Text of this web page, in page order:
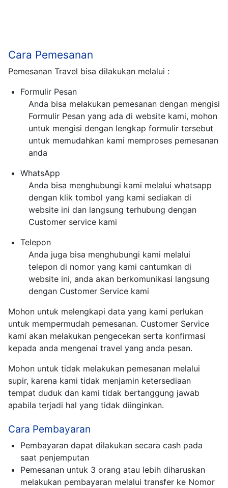
Cara Pemesanan
Pemesanan Travel bisa dilakukan melalui :
Formulir Pesan
Anda bisa melakukan pemesanan dengan mengisi
Formulir Pesan yang ada di website kami, mohon
untuk mengisi dengan lengkap formulir tersebut
untuk memudahkan kami memproses pemesanan
anda
WhatsApp
Anda bisa menghubungi kami melalui whatsapp
dengan klik tombol yang kami sediakan di
website ini dan langsung terhubung dengan
Customer service kami
Telepon
Anda juga bisa menghubungi kami melalui
telepon di nomor yang kami cantumkan di
website ini, anda akan berkomunikasi langsung
dengan Customer Service kami
Mohon untuk melengkapi data yang kami perlukan
untuk mempermudah pemesanan. Customer Service
kami akan melakukan pengecekan serta konfirmasi
kepada anda mengenai travel yang anda pesan.
Mohon untuk tidak melakukan pemesanan melalui
supir, karena kami tidak menjamin ketersediaan
tempat duduk dan kami tidak bertanggung jawab
apabila terjadi hal yang tidak diinginkan.
Cara Pembayaran
Pembayaran dapat dilakukan secara cash pada
saat penjemputan
Pemesanan untuk 3 orang atau lebih diharuskan
melakukan pembayaran melalui transfer ke Nomor